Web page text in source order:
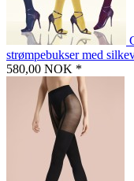
strømpebukser med
580,00 NOK *